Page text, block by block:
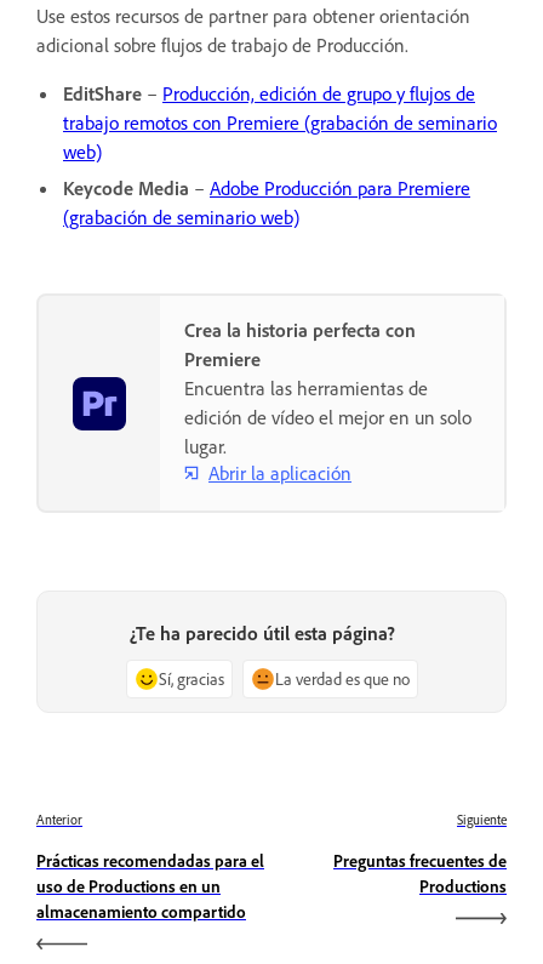
Use estos recursos de partner para obtener orientación
adicional sobre flujos de trabajo de Producción.
EditShare – Producción, edición de grupo y flujos de
trabajo remotos con Premiere (grabación de seminario
web)
Keycode Media – Adobe Producción para Premiere
(grabación de seminario web)
Crea la historia perfecta con
Premiere
Encuentra las herramientas de
edición de vídeo el mejor en un solo
lugar.
Abrir la aplicación
¿Te ha parecido útil esta página?
Sí, gracias La verdad es que no
Anterior
Prácticas recomendadas para el
uso de Productions en un
almacenamiento compartido
Siguiente
Preguntas frecuentes de
Productions